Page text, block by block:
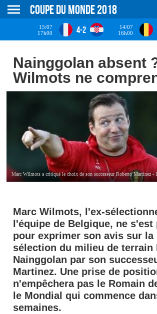
Coupe du monde 2018
15/07
17h00
4-2
14/07
16h00
Nainggolan absent
Wilmots ne
Marc Wilmots a critiqué le choix de son successeur Roberto Martinez -
Marc Wilmots, l'ex-
l'équipe de Belgique, ne s'est
pour exprimer son avis sur la
sélection du milieu de terrain
Nainggolan par son
Martinez. Une prise de
n'empêchera pas le Romain
le Mondial qui commence
semaines.